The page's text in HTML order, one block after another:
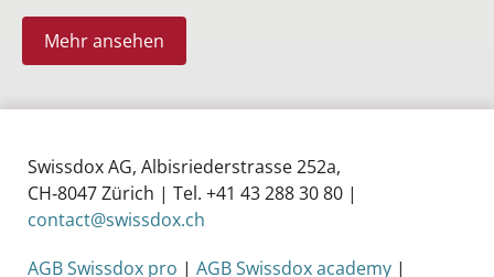
Mehr ansehen
Swissdox AG, Albisriederstrasse 252a,
CH‑8047 Zürich | Tel. +41 43 288 30 80 |
contact@swissdox.ch
AGB Swissdox pro | AGB Swissdox academy |